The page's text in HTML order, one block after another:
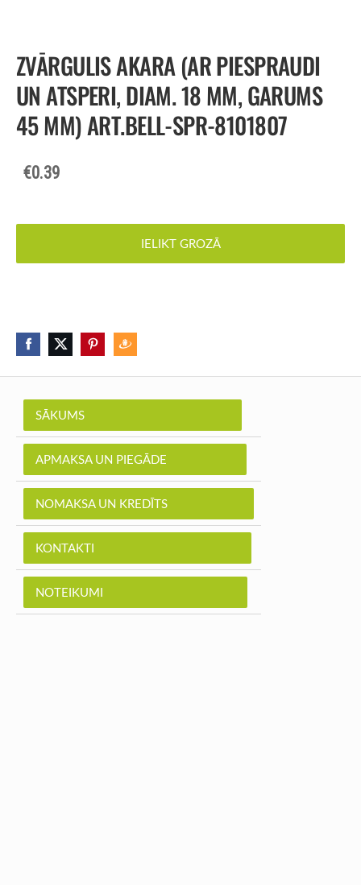
SĀKUMS
APMAKSA UN PIEGĀDE
NOMAKSA UN KREDĪTS
KONTAKTI
NOTEIKUMI
ZVĀRGULIS AKARA (AR PIESPRAUDI
UN ATSPERI, DIAM. 18 MM, GARUMS
45 MM) ART.BELL-SPR-8101807
€0.39
IELIKT GROZĀ